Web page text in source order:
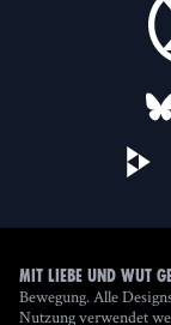
Mit Liebe und Wut
Bewegung. Alle
Nutzung verwendet